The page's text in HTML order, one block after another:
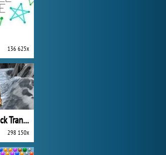
136 625x
Mountain Truck Transport
298 150x